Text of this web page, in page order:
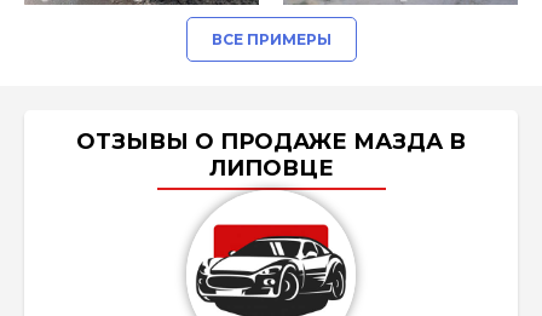
ВСЕ ПРИМЕРЫ
ОТЗЫВЫ О ПРОДАЖЕ МАЗДА В
ЛИПОВЦЕ